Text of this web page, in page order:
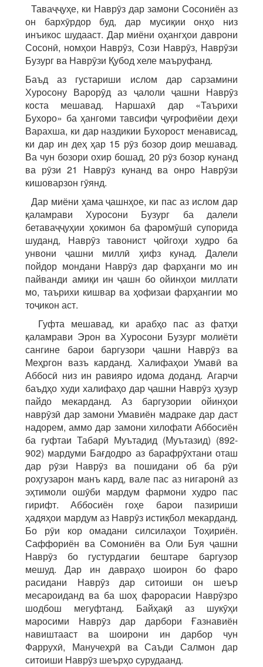
Таваҷҷуҳе, ки Наврӯз дар замони Сосониён аз
он бархӯрдор буд, дар мусиқии онҳо низ
инъикос шудааст. Дар миёни оҳангҳои даврони
Сосонӣ, номҳои Наврӯз, Сози Наврӯз, Наврӯзи
Бузург ва Наврӯзи Қубод хеле маъруфанд.
Баъд аз густариши ислом дар сарзамини
Хуросону Варорӯд аз ҷалоли ҷашни Наврӯз
коста мешавад. Наршахӣ дар «Таърихи
Бухоро» ба ҳангоми тавсифи ҷуғрофиёии деҳи
Варахша, ки дар наздикии Бухорост менависад,
ки дар ин деҳ ҳар 15 рӯз бозор доир мешавад.
Ва чун бозори охир бошад, 20 рӯз бозор кунанд
ва рӯзи 21 Наврӯз кунанд ва онро Наврӯзи
кишоварзон гӯянд.
Дар миёни ҳама ҷашнҳое, ки пас аз ислом дар
қаламрави Хуросони Бузург ба далели
бетаваҷҷуҳии ҳокимон ба фаромӯшӣ супорида
шуданд, Наврӯз тавонист ҷойгоҳи худро ба
унвони ҷашни миллӣ ҳифз кунад. Далели
пойдор мондани Наврӯз дар фарҳанги мо ин
пайванди амиқи ин ҷашн бо ойинҳои миллати
мо, таърихи кишвар ва ҳофизаи фарҳангии мо
тоҷикон аст.
Гуфта мешавад, ки арабҳо пас аз фатҳи
қаламрави Эрон ва Хуросони Бузург молиёти
сангине барои баргузори ҷашни Наврӯз ва
Меҳргон вазъ карданд. Халифаҳои Умавӣ ва
Аббосӣ низ ин равияро идома доданд. Агарчи
баъдҳо худи халифаҳо дар ҷашни Наврӯз ҳузур
пайдо мекарданд. Аз баргузории ойинҳои
наврӯзӣ дар замони Умавиён мадраке дар даст
надорем, аммо дар замони хилофати Аббосиён
ба гуфтаи Табарӣ Муътадид (Муътазид) (892-
902) мардуми Бағдодро аз барафрӯхтани оташ
дар рӯзи Наврӯз ва пошидани об ба рӯи
роҳгузарон манъ кард, вале пас аз нигаронӣ аз
эҳтимоли ошӯби мардум фармони худро пас
гирифт. Аббосиён гоҳе барои пазириши
ҳадяҳои мардум аз Наврӯз истиқбол мекарданд.
Бо рӯи кор омадани силсилаҳои Тоҳириён.
Саффориён ва Сомониён ва Оли Буя ҷашни
Наврӯз бо густурдагии бештаре баргузор
мешуд. Дар ин давраҳо шоирон бо фаро
расидани Наврӯз дар ситоиши он шеър
месароиданд ва ба шоҳ фарорасии Наврӯзро
шодбош мегуфтанд. Байҳақӣ аз шукӯҳи
маросими Наврӯз дар дарбори Ғазнавиён
навиштааст ва шоирони ин дарбор чун
Фаррухӣ, Манучеҳрӣ ва Саъди Салмон дар
ситоиши Наврӯз шеърҳо сурудаанд.